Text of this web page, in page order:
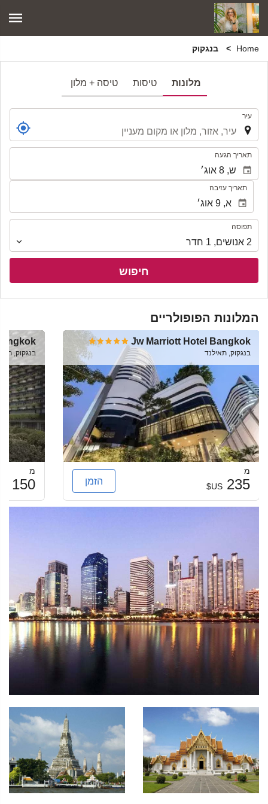
Home בנגקוק
מלונות טיסות טיסה + מלון
עיר
תאריך הגעה
תאריך עזיבה
תפוסה
תפוסה
2 אנושים,
1 חדר
חיפוש
המלונות הפופולריים
Jw Marriott Hotel Bangkok
בנגקוק, תאילנד
מ
235
US$ הזמן
בנגקוק,
מ
150